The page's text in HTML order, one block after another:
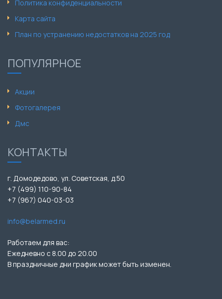
Политика конфиденциальности
Карта сайта
План по устранению недостатков на 2025 год
ПОПУЛЯРНОЕ
Акции
Фотогалерея
Дмс
КОНТАКТЫ
г. Домодедово, ул. Советская, д.50
+7 (499) 110-90-84
+7 (967) 040-03-03
info@belarmed.ru
Работаем для вас:
Ежедневно с 8.00 до 20.00
В праздничные дни график может быть изменен.